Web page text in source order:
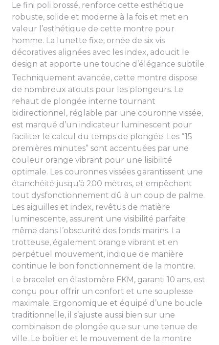
Le fini poli brossé, renforce cette esthétique
robuste, solide et moderne à la fois et met en
valeur l’esthétique de cette montre pour
homme. La lunette fixe, ornée de six vis
décoratives alignées avec les index, adoucit le
design at apporte une touche d’élégance subtile.
Techniquement avancée, cette montre dispose
de nombreux atouts pour les plongeurs. Le
rehaut de plongée interne tournant
bidirectionnel, réglable par une couronne vissée,
est marqué d’un indicateur luminescent pour
faciliter le calcul du temps de plongée. Les “15
premières minutes” sont accentuées par une
couleur orange vibrant pour une lisibilité
optimale. Les couronnes vissées garantissent une
étanchéité jusqu’à 200 mètres, et empêchent
tout dysfonctionnement dû à un coup de palme.
Les aiguilles et index, revêtus de matière
luminescente, assurent une visibilité parfaite
même dans l’obscurité des fonds marins. La
trotteuse, également orange vibrant et en
perpétuel mouvement, indique de manière
continue le bon fonctionnement de la montre.
Le bracelet en élastomère FKM, garanti 10 ans, est
conçu pour offrir un confort et une souplesse
maximale. Ergonomique et équipé d’une boucle
traditionnelle, il s’ajuste aussi bien sur une
combinaison de plongée que sur une tenue de
ville. Le boîtier et le mouvement de la montre